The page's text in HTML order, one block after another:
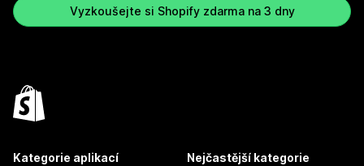
Vyzkoušejte si Shopify zdarma na 3 dny
Kategorie aplikací Nejčastější kategorie